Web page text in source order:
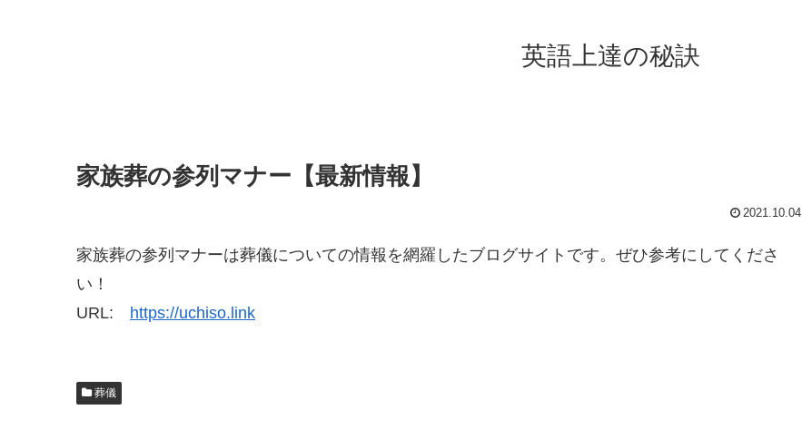
英語上達の秘訣
家族葬の参列マナー【最新情報】
2021.10.04
家族葬の参列マナーは葬儀についての情報を網羅したブログサイトです。ぜひ参考にしてくださ
い！
URL: https://uchiso.link
葬儀